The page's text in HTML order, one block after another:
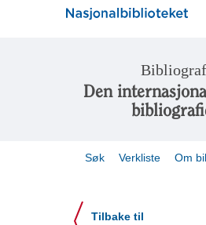
Den
Søk Verkliste Om
Tilbake til